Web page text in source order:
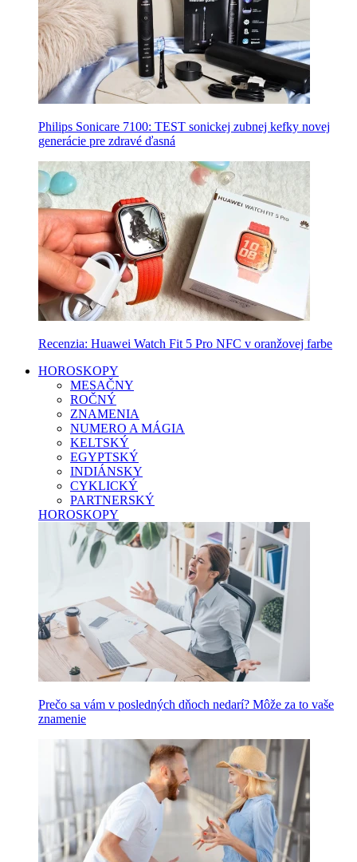
Philips Sonicare 7100: TEST sonickej zubnej kefky novej
generácie pre zdravé ďasná
Recenzia: Huawei Watch Fit 5 Pro NFC v oranžovej farbe
HOROSKOPY
MESAČNY
ROČNÝ
ZNAMENIA
NUMERO A MÁGIA
KELTSKÝ
EGYPTSKÝ
INDIÁNSKY
CYKLICKÝ
PARTNERSKÝ
HOROSKOPY
Prečo sa vám v posledných dňoch nedarí? Môže za to vaše
znamenie